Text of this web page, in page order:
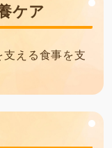
ケア
支える食事を支